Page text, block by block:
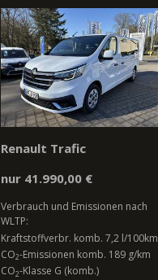
Renault Trafic
nur 41.990,00 €
Verbrauch und Emissionen nach
WLTP:
Kraftstoffverbr. komb. 7,2 l/100km
CO2-Emissionen komb. 189 g/km
CO2-Klasse G (komb.)